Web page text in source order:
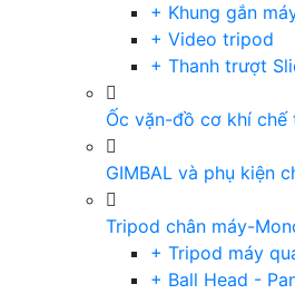
+ Khung gắn
+ Video tripod
+ Thanh trượt
Ốc vặn-đồ cơ khí
GIMBAL và phụ kiện
Tripod chân máy-
+ Tripod máy
+ Ball Head -